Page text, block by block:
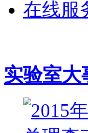
在线服
实验室大